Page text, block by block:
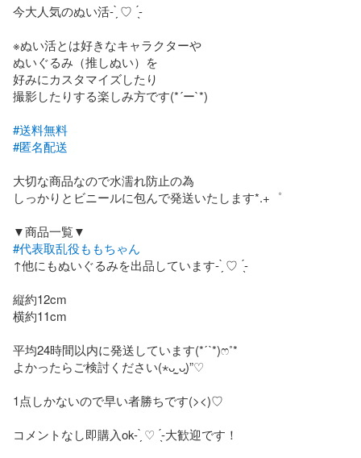
今大人気のぬい活- ̗̀ ♡  ̖́-
※ぬい活とは好きなキャラクターや
ぬいぐるみ（推しぬい）を
好みにカスタマイズしたり
撮影したりする楽しみ方です(*´ー`*)
#送料無料
#匿名配送
大切な商品なので水濡れ防止の為
しっかりとビニールに包んで発送いたします*.+゜
#代表取乱役ももちゃん
↑他にもぬいぐるみを出品しています- ̗̀ ♡  ̖́-
縦約12cm
横約11cm
平均24時間以内に発送しています(*ˊˋ*)ෆ˚*
よかったらご検討ください(⋆ᴗ͈ˬᴗ͈)”♡
1点しかないので早い者勝ちです(><)♡
コメントなし即購入ok- ̗̀ ♡  ̖́-大歓迎です！